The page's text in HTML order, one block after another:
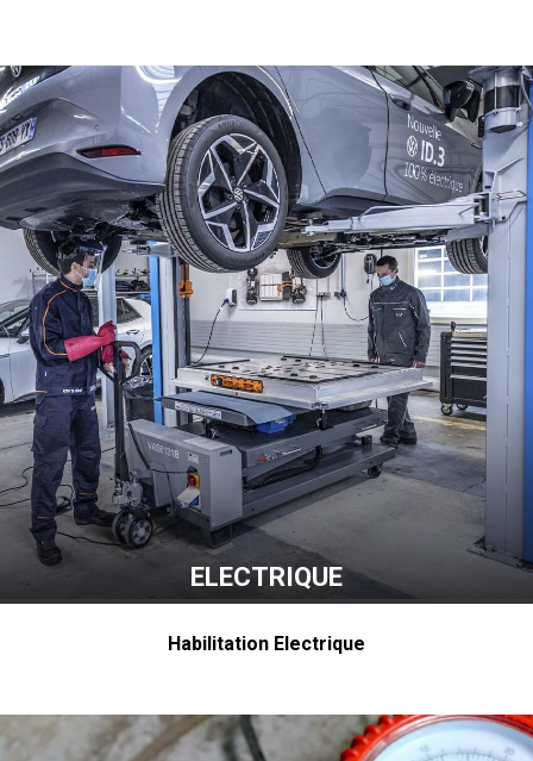
ELECTRIQUE
Habilitation Electrique